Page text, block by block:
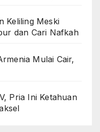
Keliling Meski
dan Cari Nafkah
Mulai Cair,
Pria Ini Ketahuan